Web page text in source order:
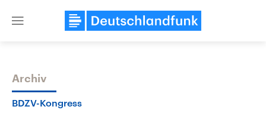
Close
Themen
Archiv
BDZV-Kongress